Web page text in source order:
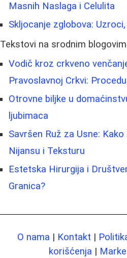
Masnih Naslaga i Celulita
Skljocanje zglobova:
Tekstovi na srodnim
Vodič kroz crkveno
Pravoslavnoj Crkvi:
Otrovne biljke u
ljubimaca
Savršen Ruž za Usne:
Nijansu i Teksturu
Estetska Hirurgija i
Granica?
O nama | Kontakt |
korišćenja |